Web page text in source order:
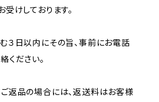
けしております。
３日以内にその旨、事前にお電話
ください。
返品の場合には、返送料はお客様